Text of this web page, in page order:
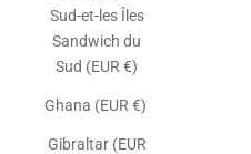
Sud-et-les Îles
Sandwich du
Sud (EUR €)
Ghana (EUR €)
Gibraltar (EUR